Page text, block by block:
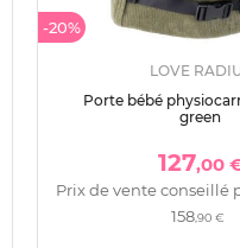
-20%
LOVE
Porte bébé
green
127,00
Prix de vente conseillé
158,90 €